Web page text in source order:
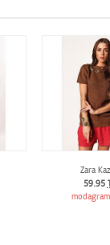
Zara
59.95